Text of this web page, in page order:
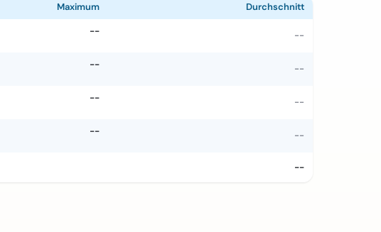
Maximum Durchschnitt
-- --
-- --
-- --
-- --
--